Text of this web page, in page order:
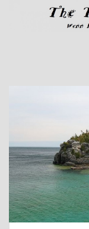
Skip to main content